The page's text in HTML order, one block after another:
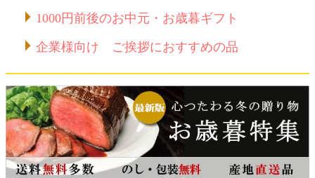
1000円前後のお中元・お歳暮ギフト
企業様向け ご挨拶におすすめの品